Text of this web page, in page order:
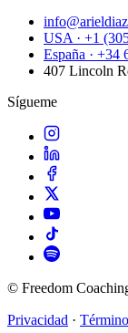
USA · +1
España · +34
407 Lincoln
Sígueme
© Freedom
Privacidad ·